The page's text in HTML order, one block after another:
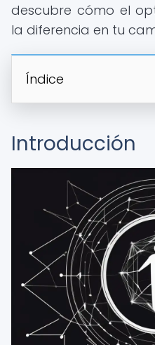
descubre cómo el
la diferencia en tu
Índice
Introducción